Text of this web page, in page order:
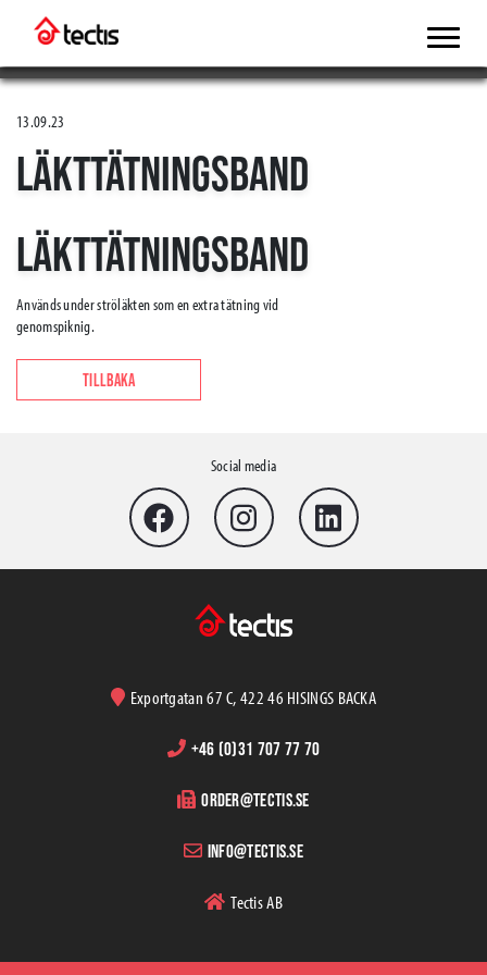
13.09.23
LÄKTTÄTNINGSBAND
LÄKTTÄTNINGSBAND
Används under ströläkten som en extra tätning vid
genomspiknig.
TILLBAKA
Social media
Exportgatan 67 C, 422 46 HISINGS BACKA
+46 (0)31 707 77 70
order@tectis.se
info@tectis.se
Tectis AB